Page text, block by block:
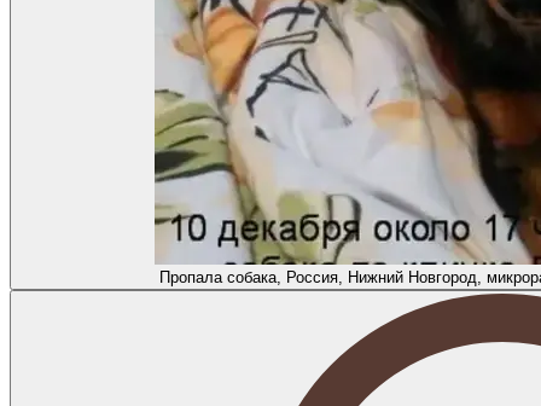
Пропала собака, Россия, Нижний Новгород,